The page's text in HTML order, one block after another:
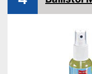
Vorteile
Amazon Lieferzeit